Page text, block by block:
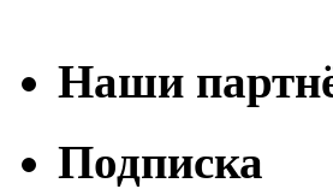
Наши
Подписка